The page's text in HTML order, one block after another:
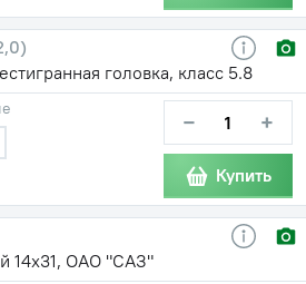
головка, класс 5.8
− +
Купить
14х31, ОАО "САЗ"